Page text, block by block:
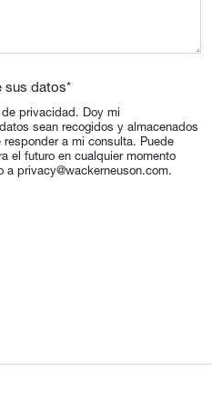
sus datos*
privacidad. Doy mi
sean recogidos y almacenados
a mi consulta. Puede
el futuro en cualquier momento
a privacy@wackerneuson.com.